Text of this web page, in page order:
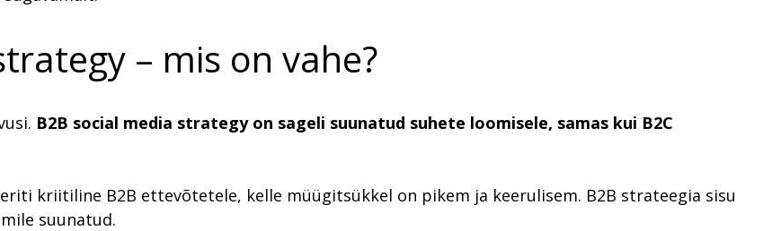
– mis on vahe?
B2B social media strategy on sageli suunatud suhete loomisele, samas kui B2C
kriitiline B2B ettevõtetele, kelle müügitsükkel on pikem ja keerulisem. B2B strateegia sisu
suunatud.